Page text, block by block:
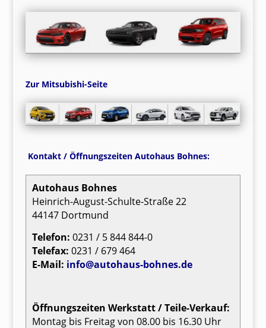
Zur Mitsubishi-Seite
Kontakt / Öffnungszeiten Autohaus Bohnes:
Autohaus Bohnes
Heinrich-August-Schulte-Straße 22
44147 Dortmund
Telefon: 0231 / 5 844 844-0
Telefax: 0231 / 679 464
E-Mail: info@autohaus-bohnes.de
Öffnungszeiten Werkstatt / Teile-Verkauf:
Montag bis Freitag von 08.00 bis 16.30 Uhr